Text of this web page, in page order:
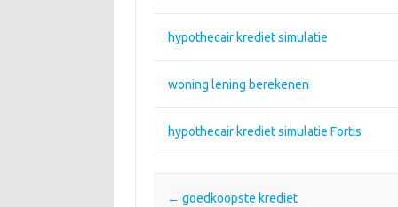
hypothecair krediet simulatie
woning lening berekenen
hypothecair krediet simulatie Fortis
Post navigation
← goedkoopste krediet